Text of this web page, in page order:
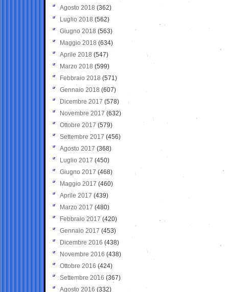
Agosto 2018 (362)
Luglio 2018 (562)
Giugno 2018 (563)
Maggio 2018 (634)
Aprile 2018 (547)
Marzo 2018 (599)
Febbraio 2018 (571)
Gennaio 2018 (607)
Dicembre 2017 (578)
Novembre 2017 (632)
Ottobre 2017 (579)
Settembre 2017 (456)
Agosto 2017 (368)
Luglio 2017 (450)
Giugno 2017 (468)
Maggio 2017 (460)
Aprile 2017 (439)
Marzo 2017 (480)
Febbraio 2017 (420)
Gennaio 2017 (453)
Dicembre 2016 (438)
Novembre 2016 (438)
Ottobre 2016 (424)
Settembre 2016 (367)
Agosto 2016 (332)